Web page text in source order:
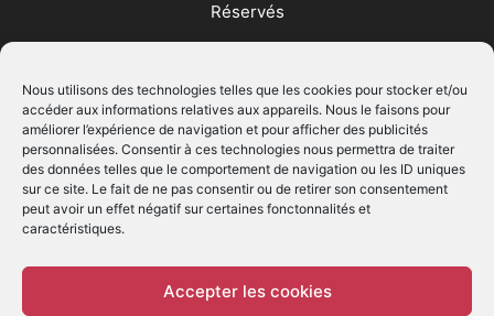
Nous utilisons des technologies telles que les cookies pour stocker et/ou
accéder aux informations relatives aux appareils. Nous le faisons pour
améliorer l’expérience de navigation et pour afficher des publicités
personnalisées. Consentir à ces technologies nous permettra de traiter
des données telles que le comportement de navigation ou les ID uniques
sur ce site. Le fait de ne pas consentir ou de retirer son consentement
peut avoir un effet négatif sur certaines fonctonnalités et
caractéristiques.
Accepter les cookies
Réservés
SUIVEZ NOUS